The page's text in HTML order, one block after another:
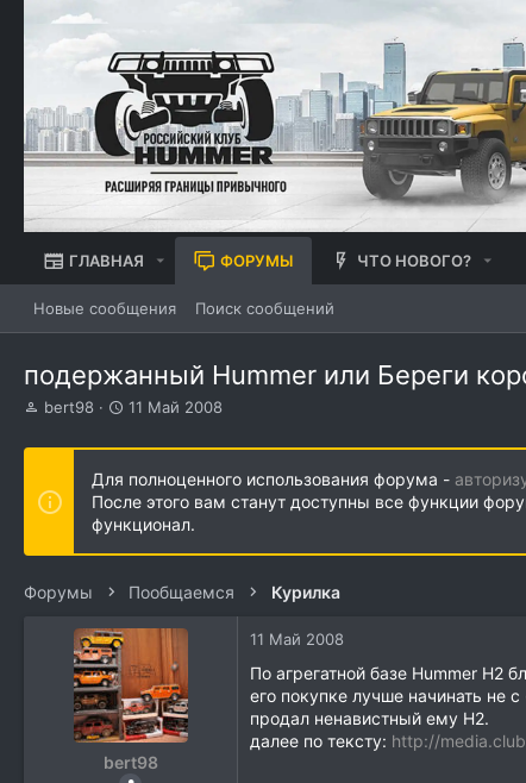
ГЛАВНАЯ ФОРУМЫ ЧТО НОВОГО?
Новые сообщения Поиск сообщений
подержанный Hummer или Береги
А
т
р
т
м
bert98
Д
т
н
а
ч
а
а
11 Май 2008
Для полноценного использования форума -
После этого вам станут доступны все функции
функционал.
Форумы Пообщаемся Курилка
bert98
11 Май 2008
По агрегатной базе Hummer H2
его покупке лучше начинать не
продал ненавистный ему Н2.
далее по тексту: http://